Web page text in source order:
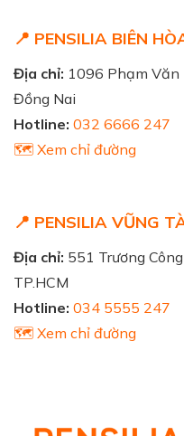
📍 PENSILIA BIÊN
Địa chỉ: 1096 Phạm Văn
Đồng Nai
Hotline: 032 6666 247
🗺️ Xem chỉ đường
📍 PENSILIA VŨNG
Địa chỉ: 551 Trương
TP.HCM
Hotline: 034 5555 247
🗺️ Xem chỉ đường